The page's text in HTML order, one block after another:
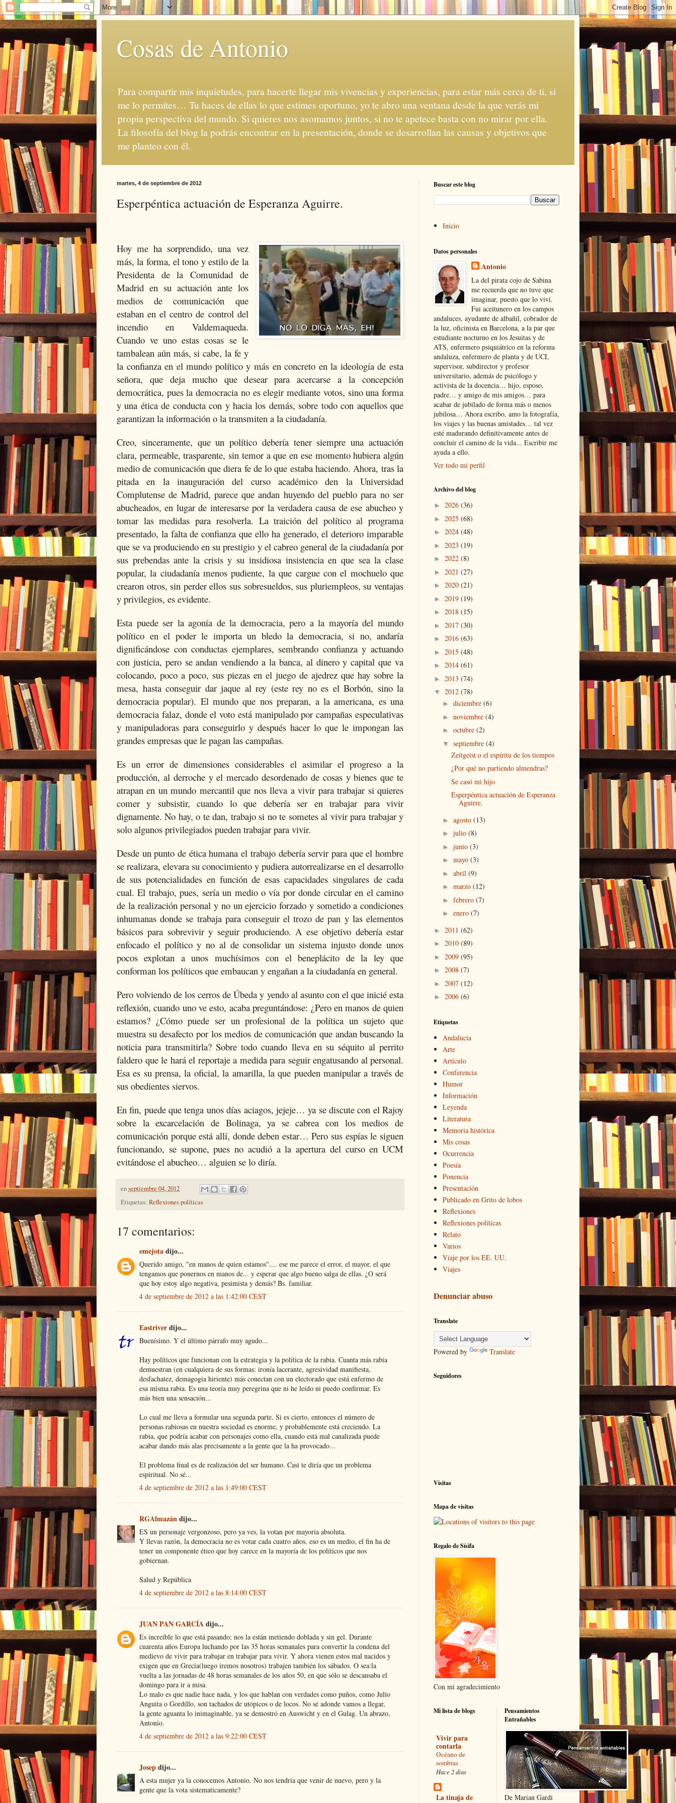
Cosas de Antonio
Para compartir mis inquietudes, para hacerte llegar mis vivencias y experiencias, para estar más cerca de ti, si
me lo permites… Tu haces de ellas lo que estimes oportuno, yo te abro una ventana desde la que verás mi
propia perspectiva del mundo. Si quieres nos asomamos juntos, si no te apetece basta con no mirar por ella.
La filosofía del blog la podrás encontrar en la presentación, donde se desarrollan las causas y objetivos que
me planteo con él.
martes, 4 de septiembre de 2012
Esperpéntica actuación de Esperanza Aguirre.
Hoy me ha sorprendido, una vez
más, la forma, el tono y estilo de la
Presidenta de la Comunidad de
Madrid en su actuación ante los
medios de comunicación que
estaban en el centro de control del
incendio en Valdemaqueda.
Cuando ve uno estas cosas se le
tambalean aún más, si cabe, la fe y
la confianza en el mundo político y más en concreto en la ideología de esta
señora, que deja mucho que desear para acercarse a la concepción
democrática, pues la democracia no es elegir mediante votos, sino una forma
y una ética de conducta con y hacia los demás, sobre todo con aquellos que
garantizan la información o la transmiten a la ciudadanía.
Creo, sinceramente, que un político debería tener siempre una actuación
clara, permeable, trasparente, sin temor a que en ese momento hubiera algún
medio de comunicación que diera fe de lo que estaba haciendo. Ahora, tras la
pitada en la inauguración del curso académico den la Universidad
Complutense de Madrid, parece que andan huyendo del pueblo para no ser
abucheados, en lugar de interesarse por la verdadera causa de ese abucheo y
tomar las medidas para resolverla. La traición del político al programa
presentado, la falta de confianza que ello ha generado, el deterioro imparable
que se va produciendo en su prestigio y el cabreo general de la ciudadanía por
sus prebendas ante la crisis y su insidiosa insistencia en que sea la clase
popular, la ciudadanía menos pudiente, la que cargue con el mochuelo que
crearon otros, sin perder ellos sus sobresueldos, sus pluriempleos, su ventajas
y privilegios, es evidente.
Esta puede ser la agonía de la democracia, pero a la mayoría del mundo
político en el poder le importa un bledo la democracia, si no, andaría
dignificándose con conductas ejemplares, sembrando confianza y actuando
con justicia, pero se andan vendiendo a la banca, al dinero y capital que va
colocando, poco a poco, sus piezas en el juego de ajedrez que hay sobre la
mesa, hasta conseguir dar jaque al rey (este rey no es el Borbón, sino la
democracia popular). El mundo que nos preparan, a la americana, es una
democracia falaz, donde el voto está manipulado por campañas especulativas
y manipuladoras para conseguirlo y después hacer lo que le impongan las
grandes empresas que le pagan las campañas.
Es un error de dimensiones considerables el asimilar el progreso a la
producción, al derroche y el mercado desordenado de cosas y bienes que te
atrapan en un mundo mercantil que nos lleva a vivir para trabajar si quieres
comer y subsistir, cuando lo que debería ser en trabajar para vivir
dignamente. No hay, o te dan, trabajo si no te sometes al vivir para trabajar y
solo algunos privilegiados pueden trabajar para vivir.
Desde un punto de ética humana el trabajo debería servir para que el hombre
se realizara, elevara su conocimiento y pudiera autorrealizarse en el desarrollo
de sus potencialidades en función de esas capacidades singulares de cada
cual. El trabajo, pues, sería un medio o vía por donde circular en el camino
de la realización personal y no un ejercicio forzado y sometido a condiciones
inhumanas donde se trabaja para conseguir el trozo de pan y las elementos
básicos para sobrevivir y seguir produciendo. A ese objetivo debería estar
enfocado el político y no al de consolidar un sistema injusto donde unos
pocos explotan a unos muchísimos con el beneplácito de la ley que
conforman los políticos que embaucan y engañan a la ciudadanía en general.
Pero volviendo de los cerros de Úbeda y yendo al asunto con el que inicié esta
reflexión, cuando uno ve esto, acaba preguntándose: ¿Pero en manos de quien
estamos? ¿Cómo puede ser un profesional de la política un sujeto que
muestra su desafecto por los medios de comunicación que andan buscando la
noticia para transmitirla? Sobre todo cuando lleva en su séquito al perrito
faldero que le hará el reportaje a medida para seguir engatusando al personal.
Esa es su prensa, la oficial, la amarilla, la que pueden manipular a través de
sus obedientes siervos.
En fin, puede que tenga unos días aciagos, jejeje… ya se discute con el Rajoy
sobre la excarcelación de Bolinaga, ya se cabrea con los medios de
comunicación porque está allí, donde deben estar… Pero sus espías le siguen
funcionando, se supone, pues no acudió a la apertura del curso en UCM
evitándose el abucheo… alguien se lo diría.
enseptiembre 04, 2012
Etiquetas: Reflexiones políticas
17 comentarios:
emejotadijo...
Querido amigo, "en manos de quien estamos".... ese me parece el error, el mayor, el que
tengamos que ponernos en manos de... y esperar que algo bueno salga de ellas. ¿O será
que hoy estoy algo negativa, pesimista y demás? Bs. familiar.
4 de septiembre de 2012 a las 1:42:00 CEST
Eastriverdijo...
Buenísimo. Y el último párrafo muy agudo...
Hay políticos que funcionan con la estrategia y la política de la rabia. Cuanta más rabia
demuestran (en cualquiera de sus formas: ironía lacerante, agresividad manifiesta,
desfachatez, demagogia hiriente) más conectan con un electorado que está enfermo de
esa misma rabia. Es una teoría muy peregrina que ni he leído ni puedo confirmar. Es
más bien una sensación...
Lo cual me lleva a formular una segunda parte. Si es cierto, entonces el número de
personas rabiosas en nuestra sociedad es enorme, y probablemente está creciendo. La
rabia, que podría acabar con personajes como ella, cuando está mal canalizada puede
acabar dando más alas precisamente a la gente que la ha provocado...
El problema final es de realización del ser humano. Casi te diría que un problema
espiritual. No sé...
4 de septiembre de 2012 a las 1:49:00 CEST
RGAlmazándijo...
ES un personaje vergonzoso, pero ya ves, la votan por mayoría absoluta.
Y llevas razón, la democracia no es votar cada cuatro años, eso es un medio, el fin ha de
tener un componente ético que hoy carece en la mayoría de los políticos que nos
gobiernan.
Salud y República
4 de septiembre de 2012 a las 8:14:00 CEST
JUAN PAN GARCÍAdijo...
Es increíble lo que está pasando; nos la están metiendo doblada y sin gel. Durante
cuarenta años Europa luchando por las 35 horas semanales para convertir la condena del
medievo de vivir para trabajar en trabajar para vivir. Y ahora vienen estos mal nacidos y
exigen que en Grecia(luego iremos nosotros) trabajen también los sábados. O sea:la
vuelta a las jornadas de 48 horas semanales de los años 50, en que sólo se descansaba el
domingo para ir a misa.
Lo malo es que nadie hace nada, y los que hablan con verdades como puños, como Julio
Anguita o Gordillo, son tachados de utópicos o de locos. No sé adonde vamos a llegar,
la gente aguanta lo inimaginable, ya se demostró en Auswicht y en el Gulag. Un abrazo,
Antonio.
4 de septiembre de 2012 a las 9:22:00 CEST
Josepdijo...
A esta mujer ya la conocemos Antonio. No nos tendría que venir de nuevo, pero y la
gente que la vota sistematicamente?
Buscar este blog
Inicio
Datos personales
Antonio
La del pirata cojo de Sabina
me recuerda que no tuve que
imaginar, puesto que lo viví.
Fui aceitunero en los campos
andaluces, ayudante de albañil, cobrador de
la luz, oficinista en Barcelona, a la par que
estudiante nocturno en los Jesuitas y de
ATS, enfermero psiquiátrico en la reforma
andaluza, enfermero de planta y de UCI,
supervisor, subdirector y profesor
universitario, además de psicólogo y
activista de la docencia… hijo, esposo,
padre… y amigo de mis amigos… para
acabar de jubilado de forma más o menos
jubilosa… Ahora escribo, amo la fotografía,
los viajes y las buenas amistades… tal vez
esté madurando definitivamente antes de
concluir el camino de la vida... Escribir me
ayuda a ello.
Ver todo mi perfil
Archivo del blog
► 2026 (36)
► 2025 (68)
► 2024 (48)
► 2023 (19)
► 2022 (8)
► 2021 (27)
► 2020 (21)
► 2019 (19)
► 2018 (15)
► 2017 (30)
► 2016 (63)
► 2015 (48)
► 2014 (61)
► 2013 (74)
▼ 2012 (78)
► diciembre (6)
► noviembre (4)
► octubre (2)
▼ septiembre (4)
Zeitgeist o el espíritu de los tiempos
¿Por qué no partiendo almendras?
Se casó mi hijo
Esperpéntica actuación de Esperanza
Aguirre.
► agosto (13)
► julio (8)
► junio (3)
► mayo (3)
► abril (9)
► marzo (12)
► febrero (7)
► enero (7)
► 2011 (62)
► 2010 (89)
► 2009 (95)
► 2008 (7)
► 2007 (12)
► 2006 (6)
Etiquetas
Andalucia
Arte
Artículo
Conferencia
Humor
Información
Leyenda
Literatura
Memoria histórica
Mis cosas
Ocurrencia
Poesía
Ponencia
Presentación
Publicado en Grito de lobos
Reflexiones
Reflexiones políticas
Relato
Varios
Viaje por los EE. UU.
Viajes
Denunciar abuso
Translate
Powered by Translate
Seguidores
Visitas
Mapa de visitas
Regalo de Sísifa
Con mi agradecimiento
Mi lista de blogs
Vivir para
contarla
Océano de
sombras
Hace 2 días
La tinaja de
Pensamientos
Entrañables
De Marian Gardi